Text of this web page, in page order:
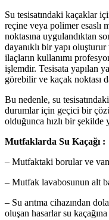
Su tesisatındaki kaçaklar
reçine veya polimer esaslı
noktasına uygulandıktan
dayanıklı bir yapı
ilaçların kullanımı
işlemdir. Tesisata yapılan
görebilir ve kaçak noktası
Bu nedenle, su
durumlar için geçici bir
olduğunca hızlı bir şekilde
Mutfaklarda Su Kaçağı :
– Mutfaktaki borular ve
– Mutfak lavabosunun alt
– Su arıtma cihazından
oluşan hasarlar su